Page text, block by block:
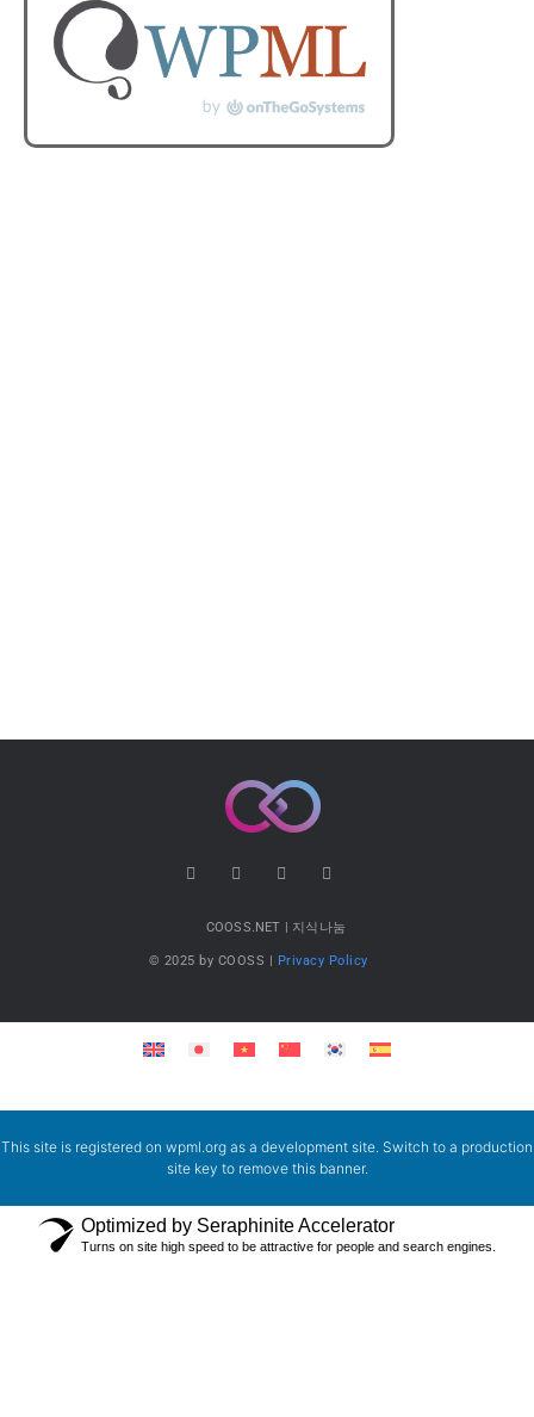
COOSS.NET | 지식나눔
© 2025 by COOSS | Privacy Policy
This site is registered on wpml.org as a development site. Switch to a production
site key to remove this banner.
Optimized by Seraphinite Accelerator
Turns on site high speed to be attractive for people and search engines.